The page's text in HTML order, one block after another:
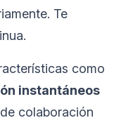
Te
como
instantáneos
colaboración